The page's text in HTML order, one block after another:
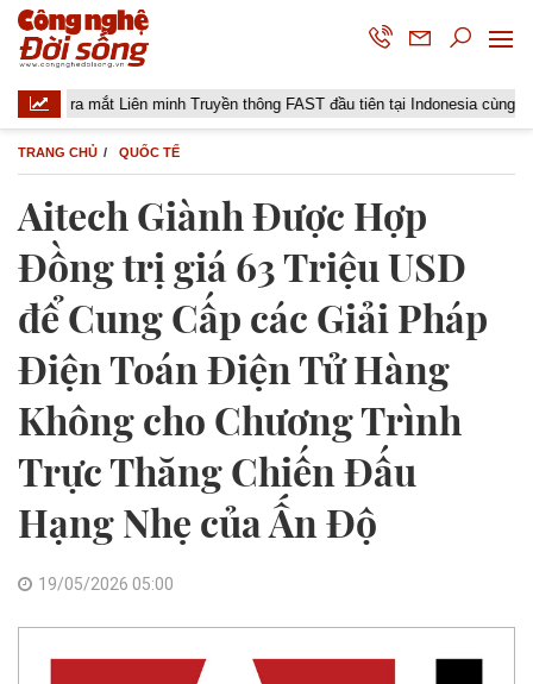
mắt Liên minh Truyền thông FAST đầu tiên tại Indonesia cùng các đài
TRANG CHỦ QUỐC TẾ
Aitech Giành Được Hợp
Đồng trị giá 63 Triệu USD
để Cung Cấp các Giải Pháp
Điện Toán Điện Tử Hàng
Không cho Chương Trình
Trực Thăng Chiến Đấu
Hạng Nhẹ của Ấn Độ
19/05/2026 05:00